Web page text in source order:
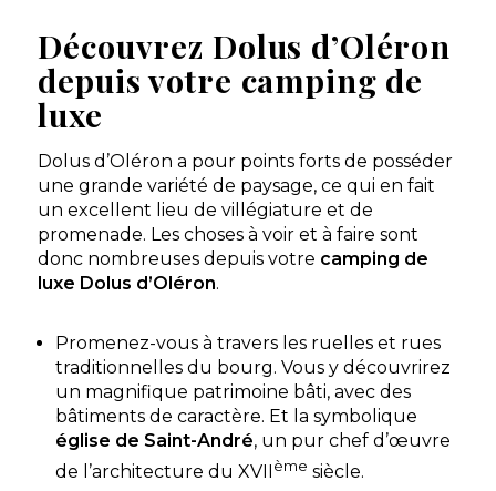
Découvrez Dolus d’Oléron
depuis votre camping de
luxe
Dolus d’Oléron a pour points forts de posséder
une grande variété de paysage, ce qui en fait
un excellent lieu de villégiature et de
promenade. Les choses à voir et à faire sont
donc nombreuses depuis votre camping de
luxe Dolus d’Oléron.
Promenez-vous à travers les ruelles et rues
traditionnelles du bourg. Vous y découvrirez
un magnifique patrimoine bâti, avec des
bâtiments de caractère. Et la symbolique
église de Saint-André, un pur chef d’œuvre
de l’architecture du XVII
ème siècle.